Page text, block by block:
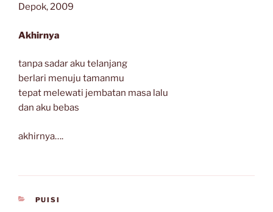
Depok, 2009
Akhirnya
tanpa sadar aku telanjang
berlari menuju tamanmu
tepat melewati jembatan masa lalu
dan aku bebas
akhirnya….
CATEGORIES
PUISI